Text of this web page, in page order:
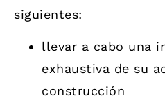
siguientes:
llevar a cabo una
exhaustiva de su
construcción